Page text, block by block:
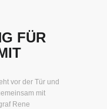
FÜR
vor der Tür und
mit
Rene